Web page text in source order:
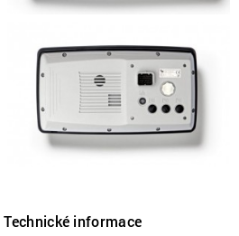
Technické informace